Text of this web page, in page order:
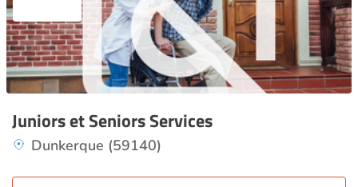
Juniors et Seniors Services
Dunkerque (59140)